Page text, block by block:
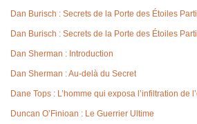
Dan Burisch : Secrets de la Porte des Étoiles
Dan Burisch : Secrets de la Porte des Étoiles
Dan Sherman : Introduction
Dan Sherman : Au-delà du Secret
Dane Tops : L’homme qui exposa l’infiltration de
Duncan O’Finioan : Le Guerrier Ultime